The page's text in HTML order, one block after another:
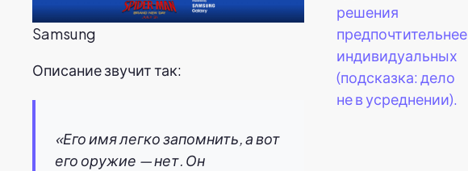
Samsung
Описание звучит так:
«Его имя легко запомнить, а вот
его оружие — нет. Он
решения
предпочтительнее
индивидуальных
(подсказка: дело
не в усреднении).